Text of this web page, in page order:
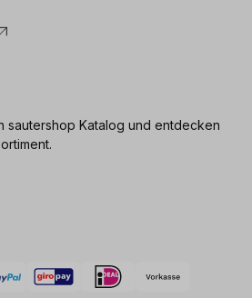
sautershop Katalog und entdecken